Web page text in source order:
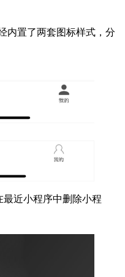
内置了两套图标样式，分
近小程序中删除小程